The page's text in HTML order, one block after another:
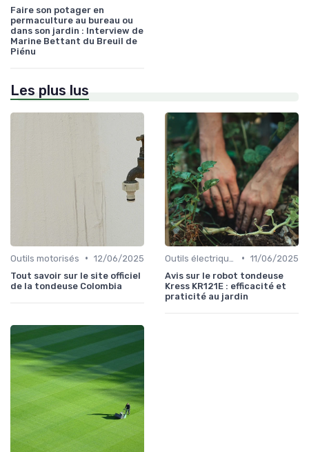
Faire son potager en
permaculture au bureau ou
dans son jardin : Interview de
Marine Bettant du Breuil de
Piénu
Les plus lus
Outils motorisés • 12/06/2025
Tout savoir sur le site officiel
de la tondeuse Colombia
• 11/06/2025
Avis sur le robot tondeuse
Kress KR121E : efficacité et
praticité au jardin